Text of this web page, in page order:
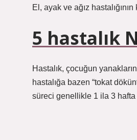
El, ayak ve ağız
5 hastalık
Hastalık, çocuğun
hastalığa bazen “tokat
süreci genellikle 1 ila 3 hafta